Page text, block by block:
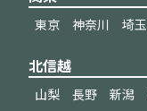
東京 神奈川 埼玉
北信越
山梨 長野 新潟